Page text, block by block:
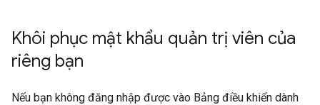
Khôi phục mật khẩu quản trị viên của
riêng bạn
Nếu bạn không đăng nhập được vào Bảng điều khiển dành